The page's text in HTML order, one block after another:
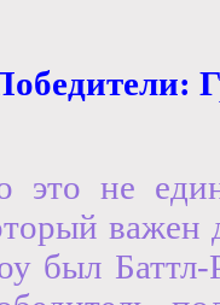
это не
важен
был Баттл-